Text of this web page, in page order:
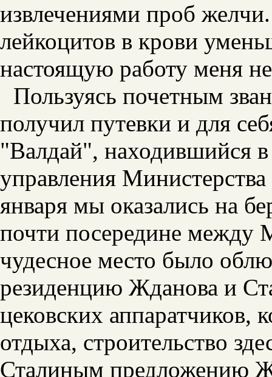
извлечениями проб
лейкоцитов в крови
настоящую работу меня
Пользуясь почетным
получил путевки и для
"Валдай", находившийся в
управления
января мы оказались на
почти посередине между
чудесное место было
резиденцию Жданова и
цековских аппаратчиков,
отдыха, строительство
Сталиным предложению